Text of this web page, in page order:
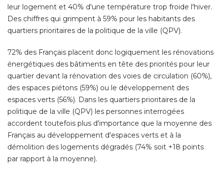
leur logement et 40% d'une température trop froide l'hiver.
Des chiffres qui grimpent à 59% pour les habitants des
quartiers prioritaires de la politique de la ville (QPV).
72% des Français placent donc logiquement les rénovations
énergétiques des bâtiments en tête des priorités pour leur
quartier devant la rénovation des voies de circulation (60%),
des espaces piétons (59%) ou le développement des
espaces verts (56%). Dans les quartiers prioritaires de la
politique de la ville (QPV) les personnes interrogées
accordent toutefois plus d'importance que la moyenne des
Français au développement d'espaces verts et à la
démolition des logements dégradés (74% soit +18 points
par rapport à la moyenne).